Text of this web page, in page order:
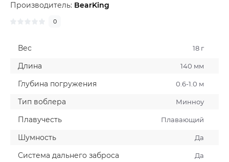
Производитель: BearKing
0
Вес 18 г
Длина 140 мм
Глубина погружения 0.6-1.0 м
Тип воблера Минноу
Плавучесть Плавающий
Шумность Да
Система дальнего заброса Да